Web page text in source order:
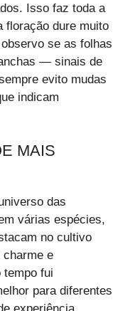
Isso faz toda a
floração dure muito
se as folhas
— sinais de
evito mudas
indicam
MAIS
das
várias espécies,
no cultivo
charme e
tempo fui
para diferentes